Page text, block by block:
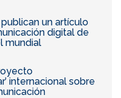
un artículo
digital de
mundial
internacional sobre